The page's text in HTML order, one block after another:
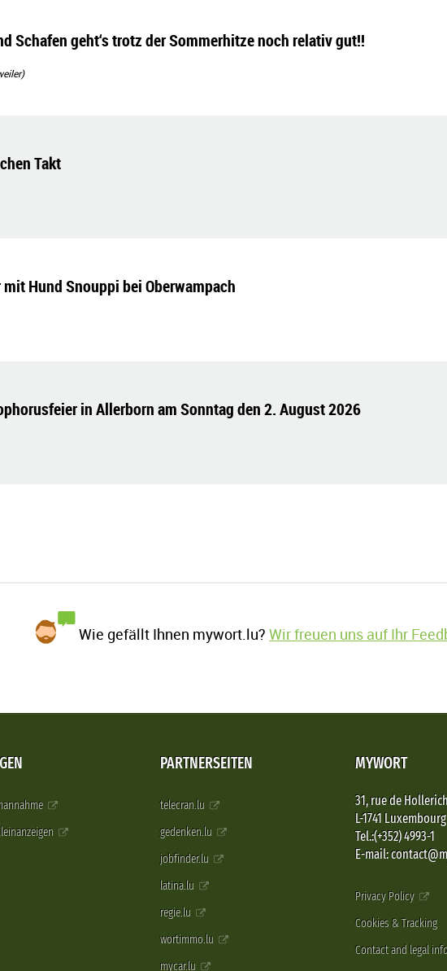
Schafen geht‘s trotz der Sommerhitze noch relativ gut!!
Takt
Hund Snouppi bei Oberwampach
in Allerborn am Sonntag den 2. August 2026
Wie gefällt Ihnen mywort.lu?Wir freuen uns auf Ihr
PARTNERSEITEN
telecran.lu
gedenken.lu
jobfinder.lu
latina.lu
regie.lu
wortimmo.lu
mycar.lu
MYWORT
31, rue de Hollerich
L-1741 Luxembourg
Tel.:(+352) 4993-1
E-mail:
Privacy Policy
Cookies & Tracking
Contact and legal